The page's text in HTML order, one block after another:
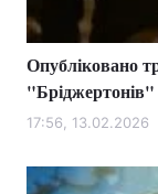
Контакти
Послуги
Опубліковано
"Бріджертонів"
17:56, 13.02.2026